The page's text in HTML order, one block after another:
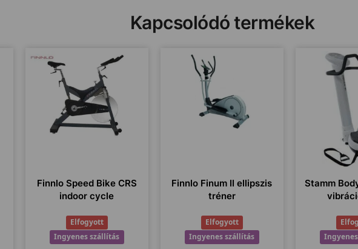
Kapcsolódó termékek
Finnlo Speed Bike CRS
indoor cycle
Elfogyott
Ingyenes szállítás
Finnlo Finum II ellipszis
tréner
Elfogyott
Ingyenes szállítás
Stamm